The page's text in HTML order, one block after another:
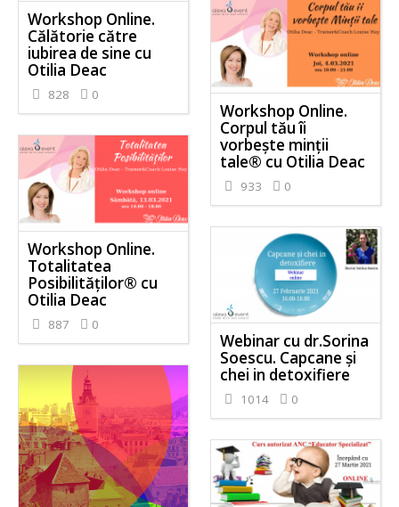
Workshop Online.
Călătorie către
iubirea de sine cu
Otilia Deac
828 0
Workshop Online.
Corpul tău îi
vorbește minții
tale® cu Otilia Deac
933 0
Workshop Online.
Totalitatea
Posibilităților® cu
Otilia Deac
887 0
Webinar cu dr.Sorina
Soescu. Capcane și
chei in detoxifiere
1014 0